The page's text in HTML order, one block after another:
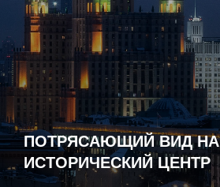
ПОТРЯСАЮЩИЙ ВИД НА
ИСТОРИЧЕСКИЙ ЦЕНТР